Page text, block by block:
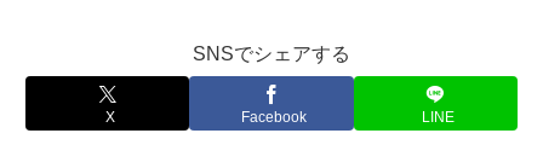
SNSでシェアする
X Facebook LINE